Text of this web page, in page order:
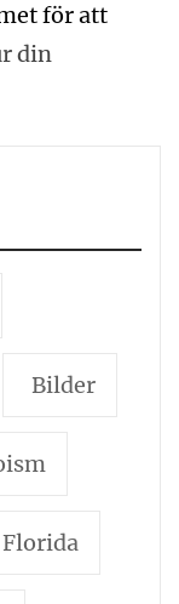
för att
din
Bilder
Florida